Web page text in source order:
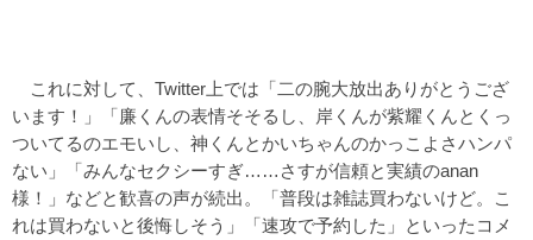
これに対して、Twitter上では「二の腕大放出ありがとうござ
います！」「廉くんの表情そそるし、岸くんが紫耀くんとくっ
ついてるのエモいし、神くんとかいちゃんのかっこよさハンパ
ない」「みんなセクシーすぎ……さすが信頼と実績のanan
様！」などと歓喜の声が続出。「普段は雑誌買わないけど。こ
れは買わないと後悔しそう」「速攻で予約した」といったコメ